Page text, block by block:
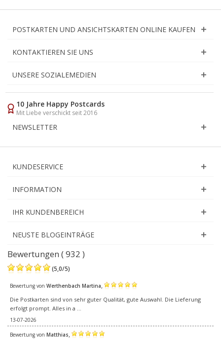
POSTKARTEN UND ANSICHTSKARTEN ONLINE KAUFEN
KONTAKTIEREN SIE UNS
UNSERE SOZIALEMEDIEN
10 Jahre Happy Postcards
Mit Liebe verschickt seit 2016
NEWSLETTER
KUNDESERVICE
INFORMATION
IHR KUNDENBEREICH
NEUSTE BLOGEINTRÄGE
Bewertungen ( 932 )
(5,0/5)
Bewertung von Werthenbach Martina,
Die Postkarten sind von sehr guter Qualität, gute Auswahl. Die Lieferung
erfolgt prompt. Alles in a ...
13-07-2026
Bewertung von Matthias,